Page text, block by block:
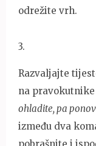
odrežite vrh.
3.
Razvaljajte
na
ohladite, pa
između dva